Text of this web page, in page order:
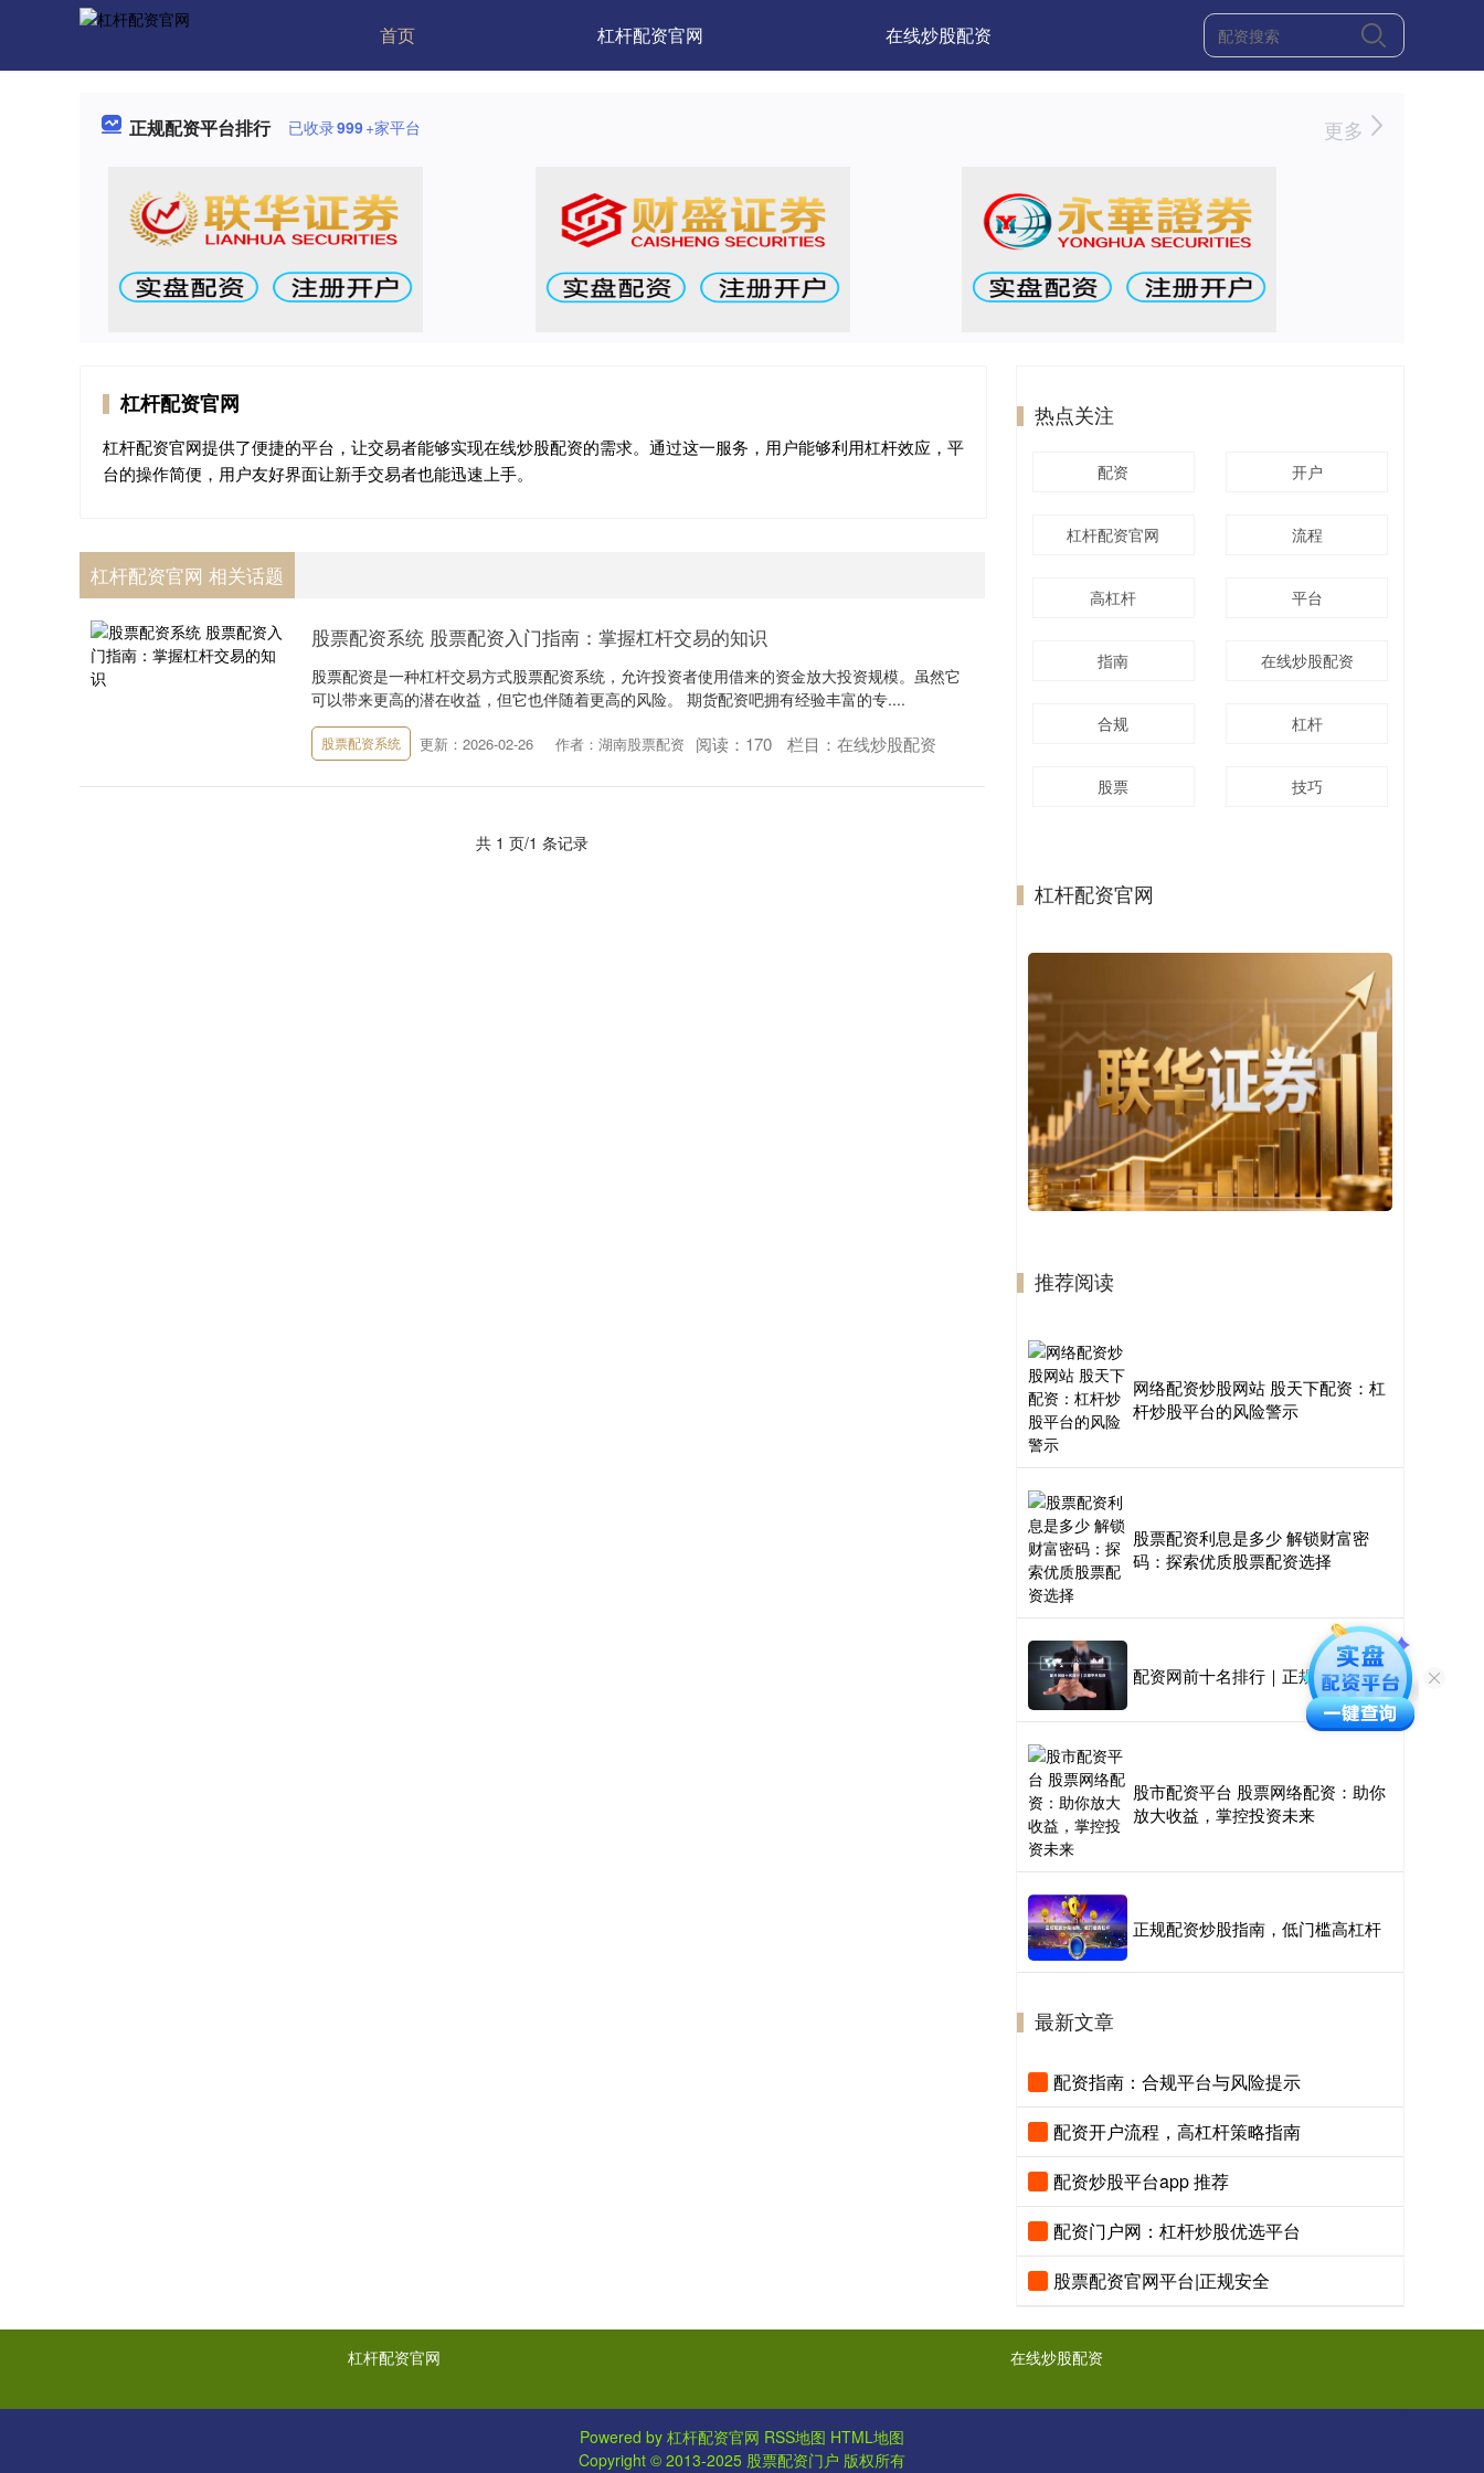
首页 杠杆配资官网 在线炒股配资
正规配资平台排行 已收录999+家平台 更多
杠杆配资官网
杠杆配资官网提供了便捷的平台，让交易者能够实现在线炒股配资的需求。通过这一服务，用户能够利用杠杆效应，平
台的操作简便，用户友好界面让新手交易者也能迅速上手。
杠杆配资官网 相关话题
股票配资系统 股票配资入门指南：掌握杠杆交易的知识
股票配资是一种杠杆交易方式股票配资系统，允许投资者使用借来的资金放大投资规模。虽然它
可以带来更高的潜在收益，但它也伴随着更高的风险。 期货配资吧拥有经验丰富的专....
股票配资系统 更新：2026-02-26 作者：湖南股票配资 阅读： 170 栏目： 在线炒股配资
共 1 页/1 条记录
热点关注
配资 开户
杠杆配资官网 流程
高杠杆 平台
指南 在线炒股配资
合规 杠杆
股票 技巧
杠杆配资官网
推荐阅读
网络配资炒股网站 股天下配资：杠
杆炒股平台的风险警示
股票配资利息是多少 解锁财富密
码：探索优质股票配资选择
配资网前十名排行｜正规平台推荐
股市配资平台 股票网络配资：助你
放大收益，掌控投资未来
正规配资炒股指南，低门槛高杠杆
最新文章
配资指南：合规平台与风险提示
配资开户流程，高杠杆策略指南
配资炒股平台app 推荐
配资门户网：杠杆炒股优选平台
股票配资官网平台|正规安全
杠杆配资官网 在线炒股配资
Powered by 杠杆配资官网 RSS地图 HTML地图
Copyright © 2013-2025 股票配资门户 版权所有